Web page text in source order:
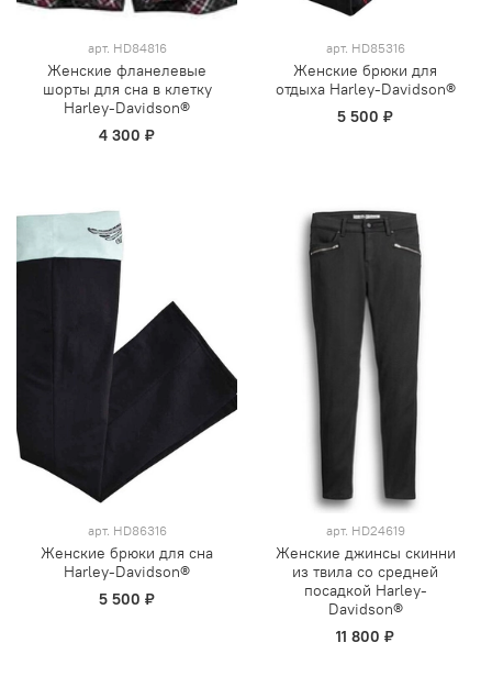
арт. HD84816
Женские фланелевые
шорты для сна в клетку
Harley-Davidson®
4 300 ₽
арт. HD85316
Женские брюки для
отдыха Harley-Davidson®
5 500 ₽
арт. HD86316
Женские брюки для сна
Harley-Davidson®
5 500 ₽
арт. HD24619
Женские джинсы скинни
из твила со средней
посадкой Harley-
Davidson®
11 800 ₽